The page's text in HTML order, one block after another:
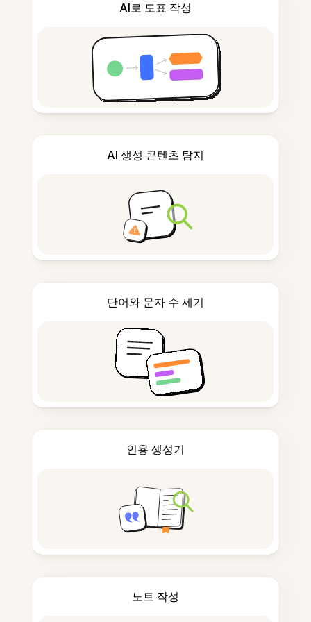
AI로 도표 작성
AI 생성 콘텐츠 탐지
단어와 문자 수 세기
인용 생성기
노트 작성